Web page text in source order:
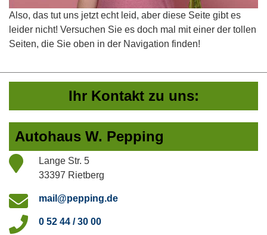
Also, das tut uns jetzt echt leid, aber diese Seite gibt es
leider nicht! Versuchen Sie es doch mal mit einer der tollen
Seiten, die Sie oben in der Navigation finden!
Ihr Kontakt zu uns:
Autohaus W. Pepping
Lange Str. 5
33397 Rietberg
mail@pepping.de
0 52 44 / 30 00